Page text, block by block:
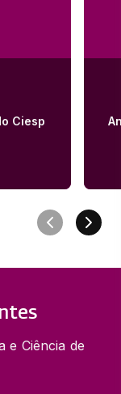
Ciesp
e Ciência de